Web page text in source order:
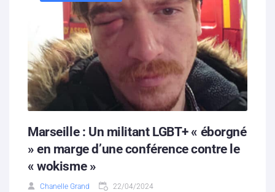
Hébergement solidaire
Marseille : Un militant LGBT+ « éborgné
» en marge d’une conférence contre le
« wokisme »
Chanelle Grand 22/04/2024